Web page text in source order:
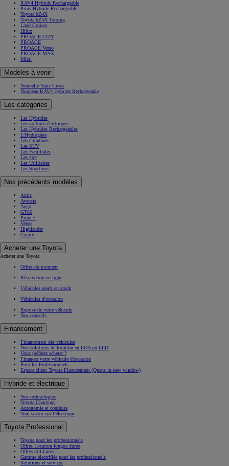
RAV4 Hybride Rechargeable
Prius Hybride Rechargeable
Toyota bZ4X
Toyota bZ4X Touring
Land Cruiser
Hilux
PROACE CITY
PROACE
PROACE Verso
PROACE MAX
Mirai
Modèles à venir
Nouvelle Yaris Cross
Nouveau RAV4 Hybride Rechargeable
Les catégories
Les Hybrides
Les voitures électriques
Les Hybrides Rechargeables
L'Hydrogène
Les Citadines
Les SUV
Les Familiales
Les 4x4
Les Utilitaires
Les Sportives
Nos précédents modèles
Auris
Avensis
Aygo
GT86
Prius +
Verso
Highlander
Camry
Acheter une Toyota
Acheter une Toyota
Offres du moment
Réservation en ligne
Véhicules neufs en stock
Véhicules d'occasion
Reprise de votre véhicule
Nos conseils
Financement
Financement des véhicules
Nos solutions de location en LOA ou LLD
Vous préférez acheter ?
Financez votre véhicule d'occasion
Pour les Professionnels
Espace client Toyota Financement (Opens in new window)
Hybride et électrique
Nos technologies
Toyota Charging
Autonomie et conduite
Tout savoir sur l’électrique
Toyota Professional
Toyota pour les professionnels
Offres Location longue durée
Offres utilitaires
Gamme électrifiée pour les professionnels
Solutions et services